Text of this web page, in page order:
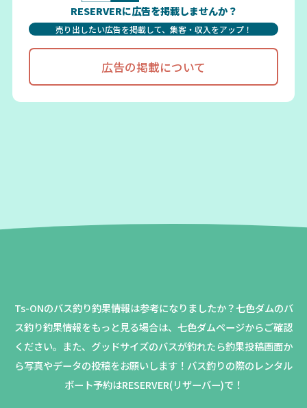
RESERVERに広告を掲載しませんか？
売り出したい広告を掲載して、集客・収入をアップ！
広告の掲載について
Ts-ONのバス釣り釣果情報は参考になりましたか？七色ダムのバ
ス釣り釣果情報をもっと見る場合は、七色ダムページからご確認
ください。 また、グッドサイズのバスが釣れたら釣果投稿画面か
ら写真やデータの投稿をお願いします！バス釣りの際のレンタル
ボート予約はRESERVER(リザーバー)で！